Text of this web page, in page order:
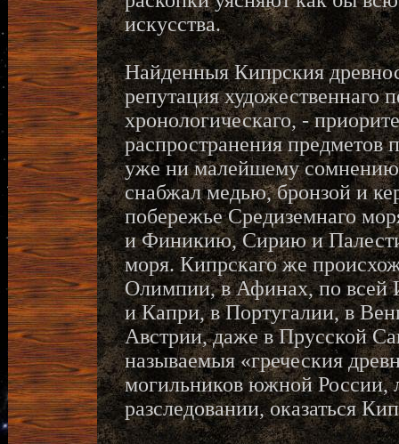
искусства.
Найденныя Кипрския
репутация художественнаго
хронологическаго, -
распространения предметов
уже ни малейшему
снабжал медью, бронзой и
побережье Средиземнаго
и Финикию, Сирию и
моря. Кипрскаго же
Олимпии, в Афинах, по всей
и Капри, в Португалии, в
Австрии, даже в Прусской
называемыя «греческия
могильников южной России,
разследовании, оказаться